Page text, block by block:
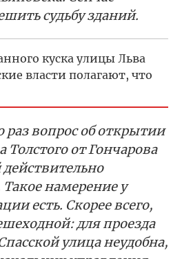
судьбу зданий.
куска улицы Льва
власти полагают, что
раз вопрос об открытии
Толстого от Гончарова
действительно
Такое намерение у
есть. Скорее всего,
для проезда
улица неудобна,